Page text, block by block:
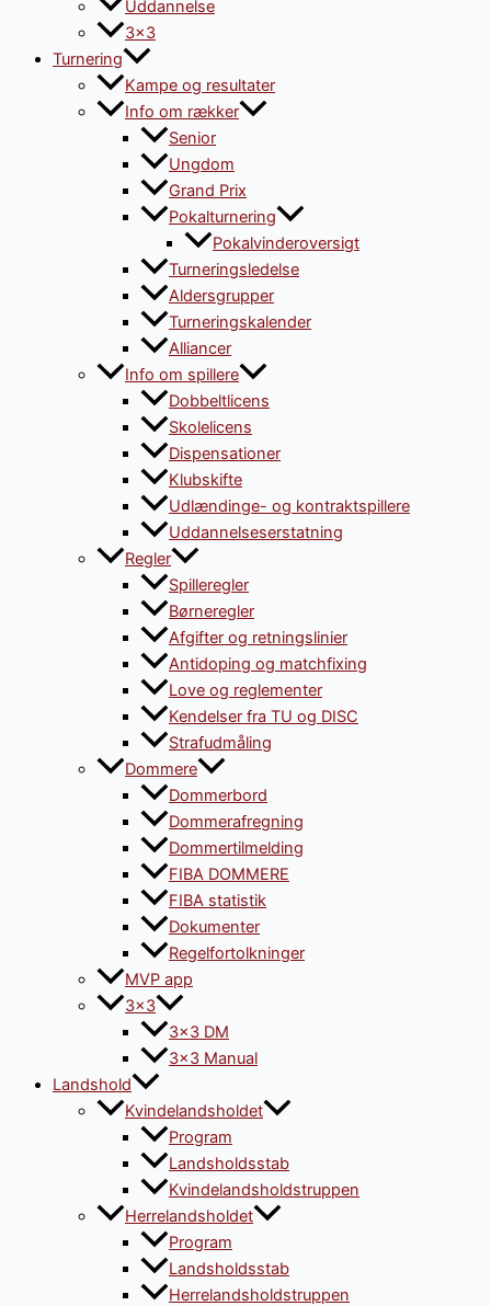
Uddannelse
3×3
Turnering
Kampe og resultater
Info om rækker
Senior
Ungdom
Grand Prix
Pokalturnering
Pokalvinderoversigt
Turneringsledelse
Aldersgrupper
Turneringskalender
Alliancer
Info om spillere
Dobbeltlicens
Skolelicens
Dispensationer
Klubskifte
Udlændinge- og kontraktspillere
Uddannelseserstatning
Regler
Spilleregler
Børneregler
Afgifter og retningslinier
Antidoping og matchfixing
Love og reglementer
Kendelser fra TU og DISC
Strafudmåling
Dommere
Dommerbord
Dommerafregning
Dommertilmelding
FIBA DOMMERE
FIBA statistik
Dokumenter
Regelfortolkninger
MVP app
3×3
3×3 DM
3×3 Manual
Landshold
Kvindelandsholdet
Program
Landsholdsstab
Kvindelandsholdstruppen
Herrelandsholdet
Program
Landsholdsstab
Herrelandsholdstruppen